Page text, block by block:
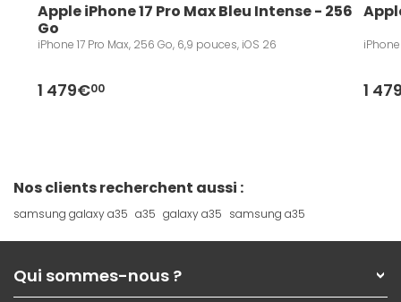
Apple iPhone 17 Pro Max Bleu Intense - 256
Go
iPhone 17 Pro Max, 256 Go, 6,9 pouces, iOS 26
1 479€00 1
Nos clients recherchent aussi :
samsung galaxy a35 a35 galaxy a35 samsung a35
Qui sommes-nous ?